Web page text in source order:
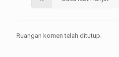
Ruangan komen telah ditutup.